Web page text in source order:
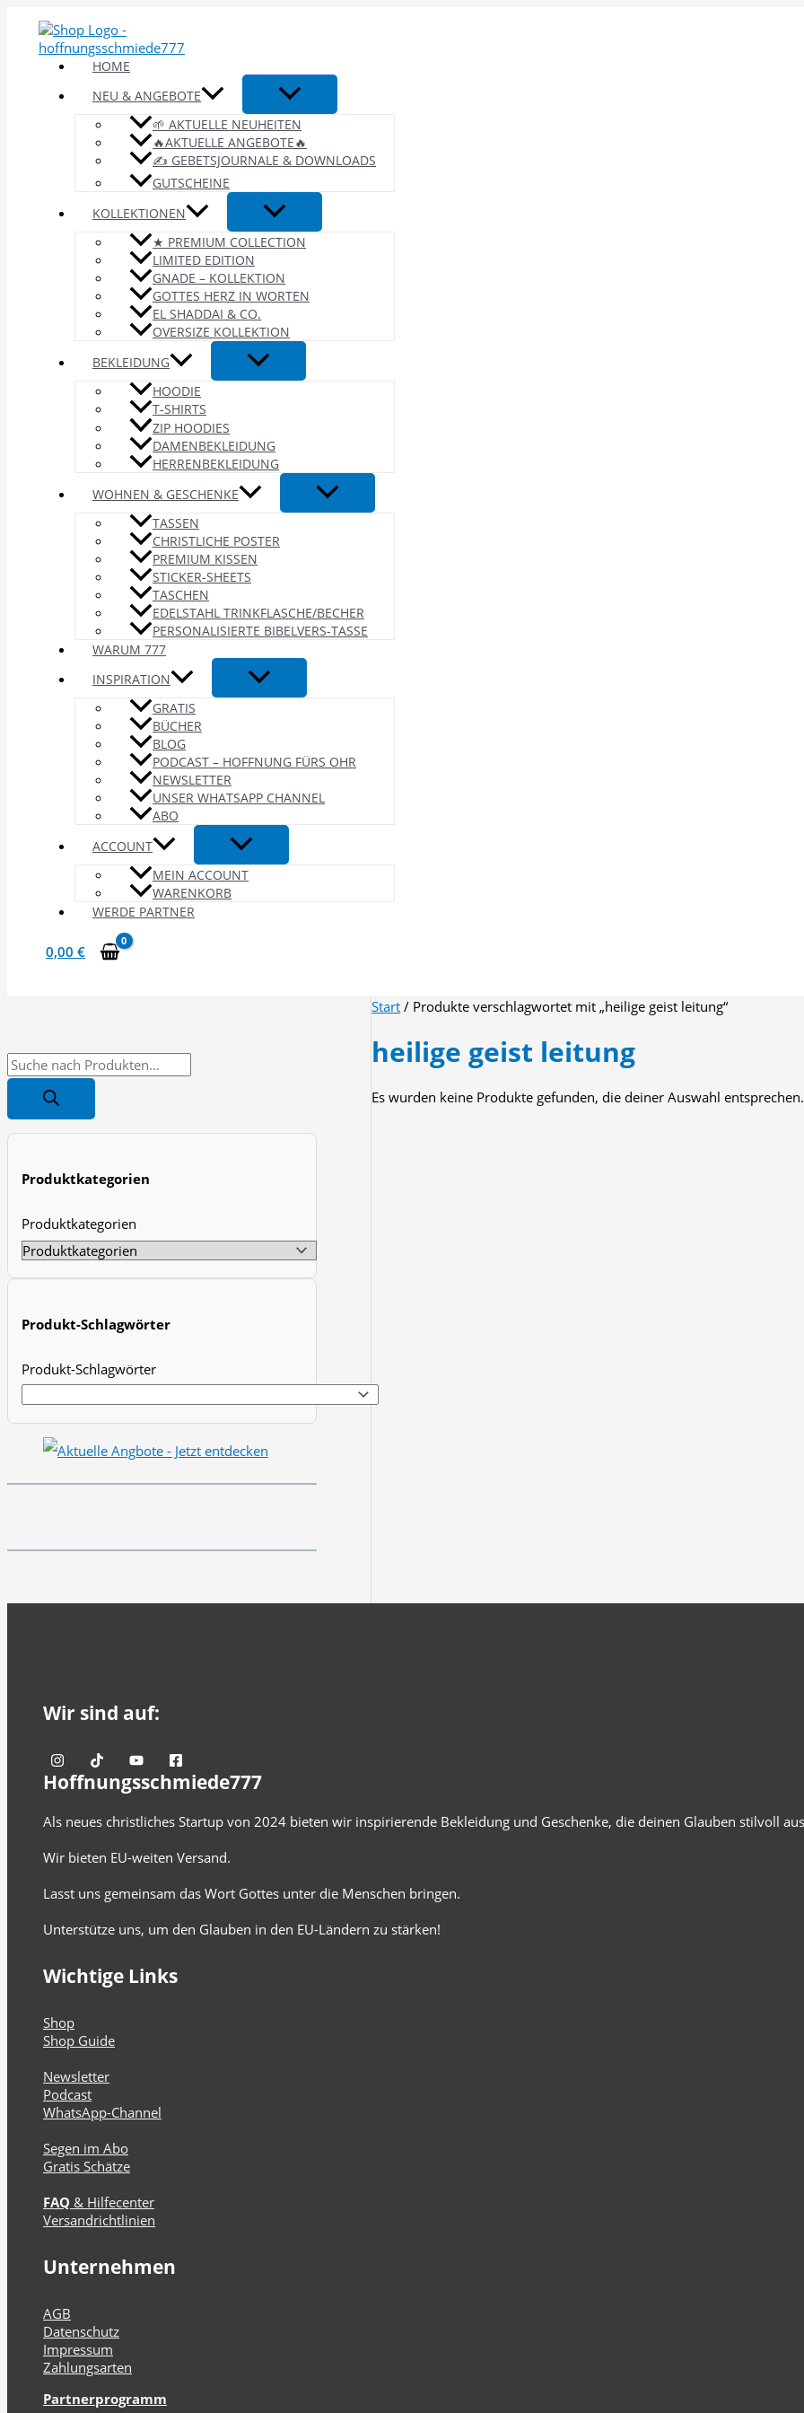
Inhalt
springen
HOME
NEU & ANGEBOTE
🌱 AKTUELLE NEUHEITEN
🔥AKTUELLE ANGEBOTE🔥
✍️ GEBETSJOURNALE & DOWNLOADS
GUTSCHEINE
KOLLEKTIONEN
★ PREMIUM COLLECTION
LIMITED EDITION
GNADE – KOLLEKTION
GOTTES HERZ IN WORTEN
EL SHADDAI & CO.
OVERSIZE KOLLEKTION
BEKLEIDUNG
HOODIE
T-SHIRTS
ZIP HOODIES
DAMENBEKLEIDUNG
HERRENBEKLEIDUNG
WOHNEN & GESCHENKE
TASSEN
CHRISTLICHE POSTER
PREMIUM KISSEN
STICKER-SHEETS
TASCHEN
EDELSTAHL TRINKFLASCHE/BECHER
PERSONALISIERTE BIBELVERS-TASSE
WARUM 777
INSPIRATION
GRATIS
BÜCHER
BLOG
PODCAST – HOFFNUNG FÜRS OHR
NEWSLETTER
UNSER WHATSAPP CHANNEL
ABO
ACCOUNT
MEIN ACCOUNT
WARENKORB
WERDE PARTNER
0,00 €
P
o
s
Produktkategorien
Produktkategorien
Produkt-Schlagwörter
Produkt-Schlagwörter
Start / Produkte verschlagwortet mit „heilige geist leitung“
heilige geist leitung
Es wurden keine Produkte gefunden, die deiner Auswahl entsprechen.
Wir sind auf:
Hoffnungsschmiede777
Als neues christliches Startup von 2024 bieten wir inspirierende Bekleidung und Geschenke, die deinen Glauben stilvoll
Wir bieten EU-weiten Versand.
Lasst uns gemeinsam das Wort Gottes unter die Menschen bringen.
Unterstütze uns, um den Glauben in den EU-Ländern zu stärken!
Wichtige Links
Shop
Shop Guide
Newsletter
Podcast
WhatsApp-Channel
Segen im Abo
Gratis Schätze
FAQ & Hilfecenter
Versandrichtlinien
Unternehmen
AGB
Datenschutz
Impressum
Zahlungsarten
Partnerprogramm